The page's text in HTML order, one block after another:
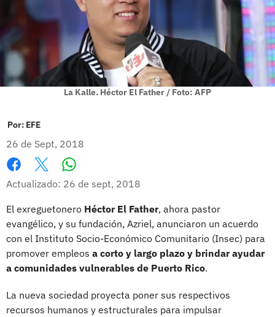
La Kalle. Héctor El Father / Foto: AFP
Por: EFE
26 de Sept, 2018
Facebook
X
Actualizado: 26 de sept, 2018
El exreguetonero Héctor El Father, ahora pastor
evangélico, y su fundación, Azriel, anunciaron un acuerdo
con el Instituto Socio-Económico Comunitario (Insec) para
promover empleos a corto y largo plazo y brindar ayudar
a comunidades vulnerables de Puerto Rico.
La nueva sociedad proyecta poner sus respectivos
recursos humanos y estructurales para impulsar